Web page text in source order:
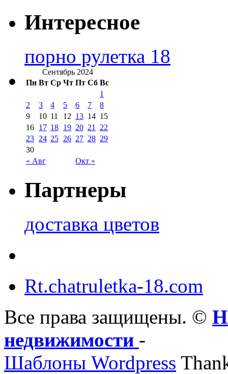
Интересное
порно рулетка 18
Сентябрь 2024
Пн Вт Ср Чт Пт Сб Вс
« Авг Окт »
1
2
3 4 5 6 7
8
9
10 11 12 13 14 15
16 17 18 19 20 21
22
23 24 25 26 27 28 29
30
Партнеры
доставка цветов
Rt.chatruletka-18.com
Все права защищены. ©
недвижимости -
Шаблоны Wordpress